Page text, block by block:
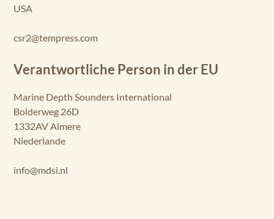
USA
csr2@tempress.com
Verantwortliche Person in der EU
Marine Depth Sounders International
Bolderweg 26D
1332AV Almere
Niederlande
info@mdsi.nl